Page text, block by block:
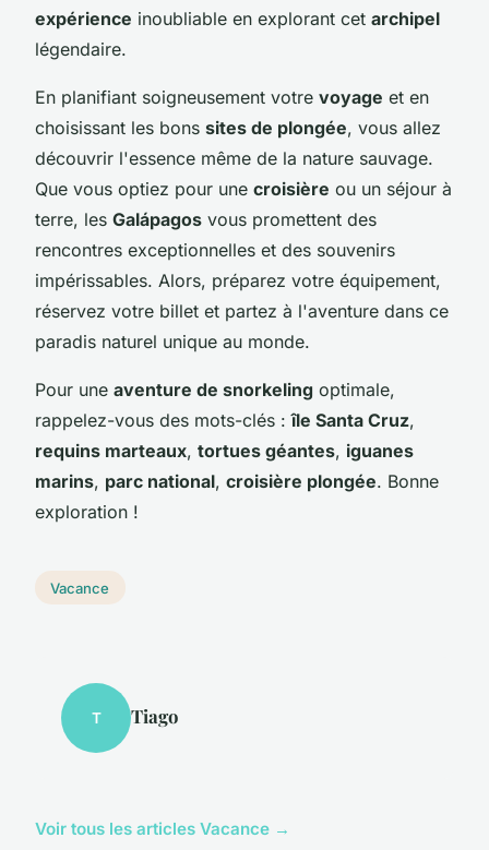
expérience inoubliable en explorant cet archipel
légendaire.
En planifiant soigneusement votre voyage et en
choisissant les bons sites de plongée, vous allez
découvrir l'essence même de la nature sauvage.
Que vous optiez pour une croisière ou un séjour à
terre, les Galápagos vous promettent des
rencontres exceptionnelles et des souvenirs
impérissables. Alors, préparez votre équipement,
réservez votre billet et partez à l'aventure dans ce
paradis naturel unique au monde.
Pour une aventure de snorkeling optimale,
rappelez-vous des mots-clés :île Santa Cruz,
requins marteaux, tortues géantes, iguanes
marins, parc national, croisière plongée. Bonne
exploration !
Vacance
T Tiago
Voir tous les articles Vacance →